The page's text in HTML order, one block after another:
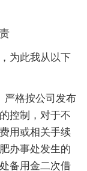
为此我从以下
格按公司发布
控制，对于不
用或相关手续
办事处发生的
备用金二次借